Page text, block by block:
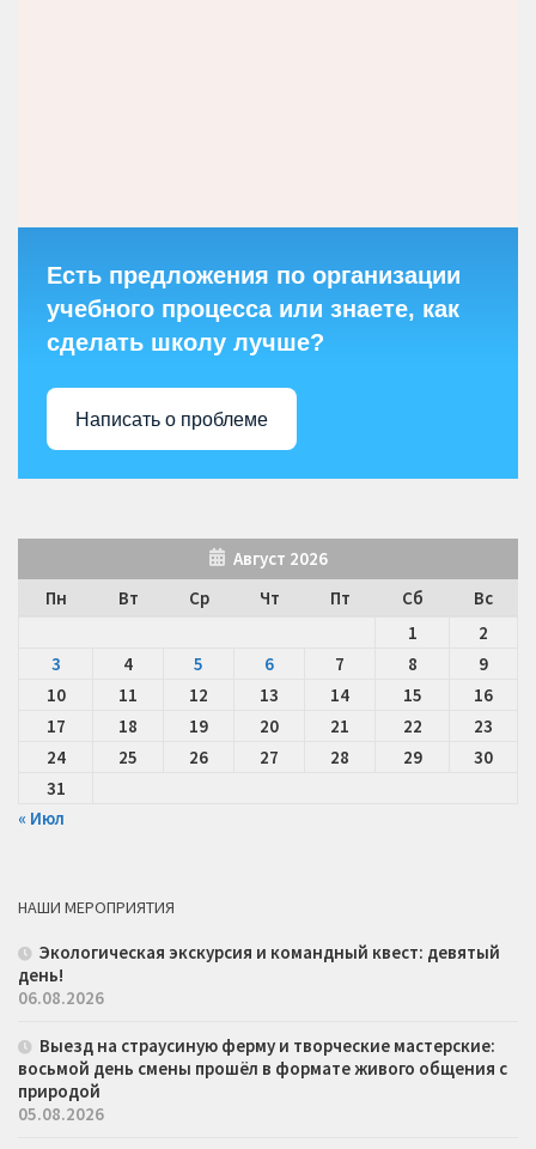
Есть предложения по организации
учебного процесса или знаете, как
сделать школу лучше?
Написать о проблеме
Август 2026
Пн
Вт Ср Чт Пт Сб
Вс
1
2
3
4 5 6 7 8
9
10
11 12 13 14 15
16
17
18 19 20 21 22
23
24
25 26 27 28 29
30
31
« Июл
НАШИ МЕРОПРИЯТИЯ
Экологическая экскурсия и командный квест: девятый
день!
06.08.2026
Выезд на страусиную ферму и творческие мастерские:
восьмой день смены прошёл в формате живого общения с
природой
05.08.2026